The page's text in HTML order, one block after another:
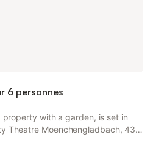
6 personnes
with a garden, is set in
Theatre Moenchengladbach, 43
as 47 km from Kaiser-Friedrich-